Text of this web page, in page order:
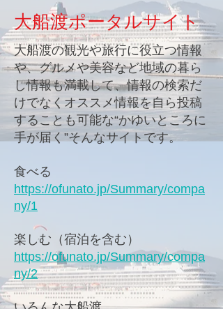
大船渡ポータルサイト
大船渡の観光や旅行に役立つ情報
や、グルメや美容など地域の暮ら
し情報も満載して、情報の検索だ
けでなくオススメ情報を自ら投稿
することも可能な“かゆいところに
手が届く”そんなサイトです。
食べる
https://ofunato.jp/Summary/compa
ny/1
楽しむ（宿泊を含む）
https://ofunato.jp/Summary/compa
ny/2